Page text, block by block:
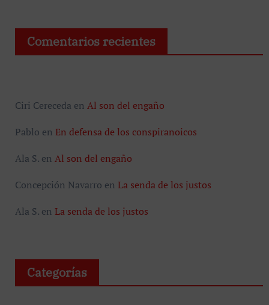
Comentarios recientes
Ciri Cereceda en Al son del engaño
Pablo en En defensa de los conspiranoicos
Ala S.en Al son del engaño
Concepción Navarro en La senda de los justos
Ala S.en La senda de los justos
Categorías